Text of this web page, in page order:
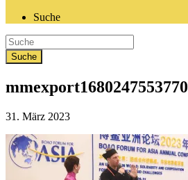
Suche
mmexport1680247553770
Veröffentlicht
31. März 2023